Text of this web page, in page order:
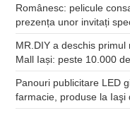
Românesc: pelicule
prezența unor invitați
MR.DIY a deschis
Mall Iași: peste 10.000
Panouri publicitare LED
farmacie, produse la Iaşi